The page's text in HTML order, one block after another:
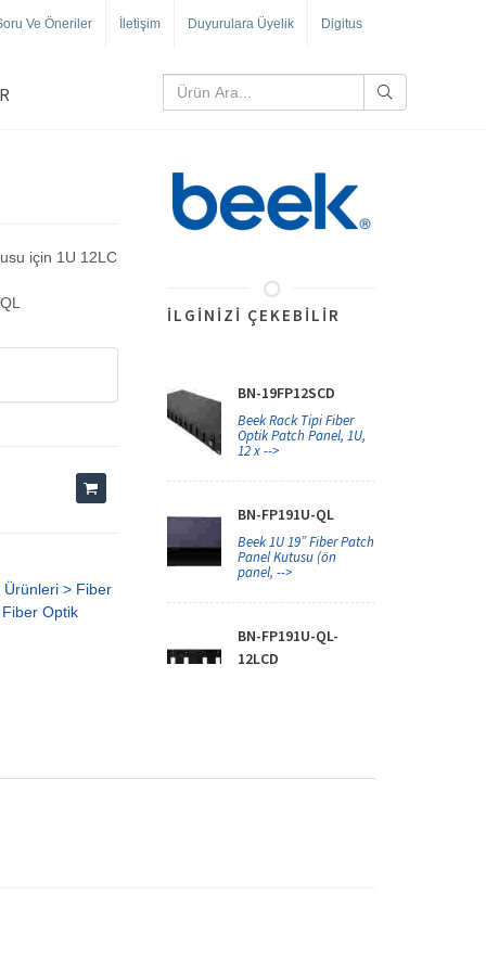
Ve Öneriler İletişim Duyurulara Üyelik Digitus
için 1U 12LC
> Fiber
Optik
İLGINIZI ÇEKEBILIR
BN-19FP12SCD
Beek Rack Tipi Fiber
Optik Patch Panel, 1U,
12 x -->
BN-FP191U-QL
Beek 1U 19” Fiber Patch
Panel Kutusu (ön
panel, -->
BN-FP191U-QL-
12LCD
BN-FP191U-QL-